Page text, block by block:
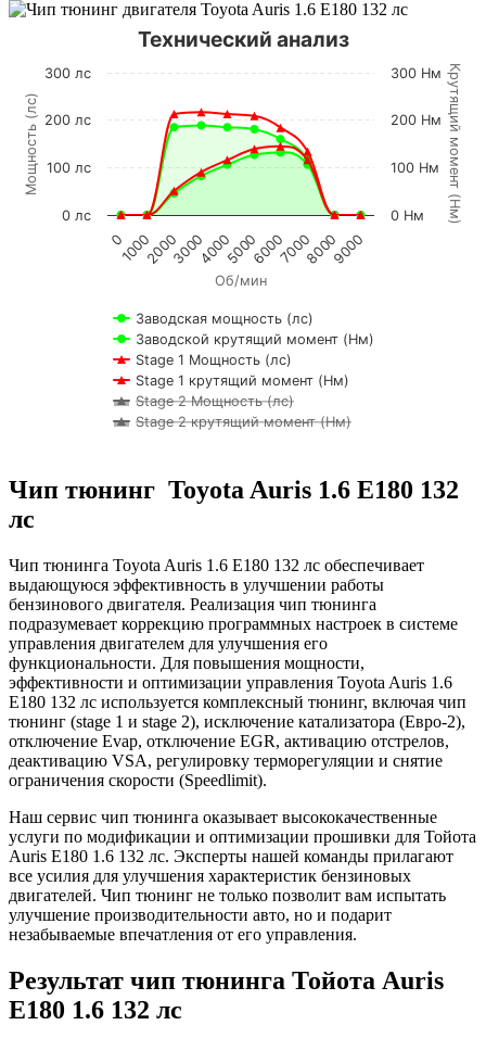
Об/мин
Мощность (лс) К
р
у
т
я
щ
и
й
м
о
м
е
н
т
(
Н
м
)
Технический анализ
Заводская мощность (лс)
Заводской крутящий момент (Нм)
Stage 1 Мощность (лс)
Stage 1 крутящий момент (Нм)
Stage 2 Мощность (лс)
Stage 2 крутящий момент (Нм)
0100020003000400050006000700080009000
0 лс
100 лс
200 лс
300 лс
0 Нм
100 Нм
200 Нм
300 Нм
Чип тюнинг Toyota Auris 1.6 E180 132
лс
Чип тюнинга Toyota Auris 1.6 E180 132 лс обеспечивает
выдающуюся эффективность в улучшении работы
бензинового двигателя. Реализация чип тюнинга
подразумевает коррекцию программных настроек в системе
управления двигателем для улучшения его
функциональности. Для повышения мощности,
эффективности и оптимизации управления Toyota Auris 1.6
E180 132 лс используется комплексный тюнинг, включая чип
тюнинг (stage 1 и stage 2), исключение катализатора (Евро-2),
отключение Evap, отключение EGR, активацию отстрелов,
деактивацию VSA, регулировку терморегуляции и снятие
ограничения скорости (Speedlimit).
Наш сервис чип тюнинга оказывает высококачественные
услуги по модификации и оптимизации прошивки для Тойота
Auris E180 1.6 132 лс. Эксперты нашей команды прилагают
все усилия для улучшения характеристик бензиновых
двигателей. Чип тюнинг не только позволит вам испытать
улучшение производительности авто, но и подарит
незабываемые впечатления от его управления.
Результат чип тюнинга Тойота Auris
E180 1.6 132 лс